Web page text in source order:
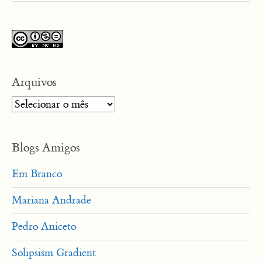
Arquivos
Arquivos
Blogs Amigos
Em Branco
Mariana Andrade
Pedro Aniceto
Solipsism Gradient